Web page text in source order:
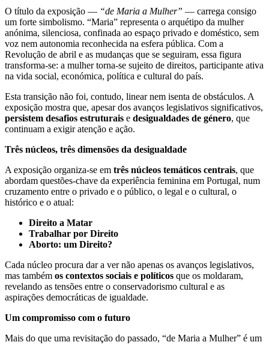
O título da exposição — “de Maria a Mulher” — carrega consigo
um forte simbolismo. “Maria” representa o arquétipo da mulher
anónima, silenciosa, confinada ao espaço privado e doméstico, sem
voz nem autonomia reconhecida na esfera pública. Com a
Revolução de abril e as mudanças que se seguiram, essa figura
transforma-se: a mulher torna-se sujeito de direitos, participante ativa
na vida social, económica, política e cultural do país.
Esta transição não foi, contudo, linear nem isenta de obstáculos. A
exposição mostra que, apesar dos avanços legislativos significativos,
persistem desafios estruturais e desigualdades de género, que
continuam a exigir atenção e ação.
Três núcleos, três dimensões da desigualdade
A exposição organiza-se em três núcleos temáticos centrais, que
abordam questões-chave da experiência feminina em Portugal, num
cruzamento entre o privado e o público, o legal e o cultural, o
histórico e o atual:
Direito a Matar
Trabalhar por Direito
Aborto: um Direito?
Cada núcleo procura dar a ver não apenas os avanços legislativos,
mas também os contextos sociais e políticos que os moldaram,
revelando as tensões entre o conservadorismo cultural e as
aspirações democráticas de igualdade.
Um compromisso com o futuro
Mais do que uma revisitação do passado, “de Maria a Mulher” é um